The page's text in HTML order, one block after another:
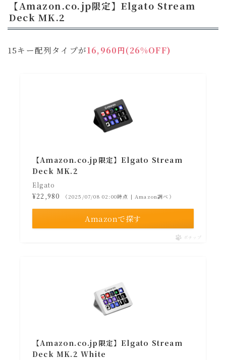
【Amazon.co.jp限定】Elgato Stream
Deck MK.2
15キー配列タイプが16,960円(26%OFF)
【Amazon.co.jp限定】Elgato Stream
Deck MK.2
Elgato
¥22,980
（2025/07/08 02:00時点 | Amazon調べ）
Amazonで探す
ポチップ
【Amazon.co.jp限定】Elgato Stream
Deck MK.2 White